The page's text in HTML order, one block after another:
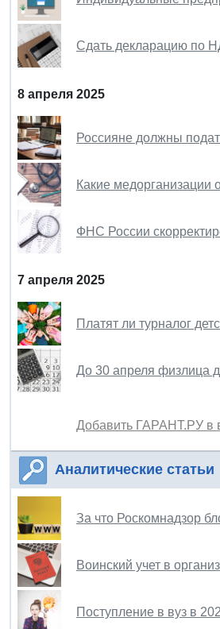
Сдать декларацию по
8 апреля 2025
Россияне должны
Какие медорганизации
ФНС России
7 апреля 2025
Платят ли турналог
До 30 апреля физлица
Добавить ГАРАНТ.РУ в
Аналитические статьи
За что Роскомнадзор
Воинский учет в
Поступление в вуз в